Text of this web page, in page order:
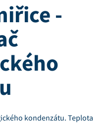
-
kondenzátu. Teplota